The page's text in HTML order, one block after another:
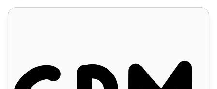
رؤى التذاكر/العملاء (CRM)